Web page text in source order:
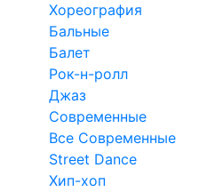
Хореография
Бальные
Балет
Рок-н-ролл
Джаз
Современные
Все Современные
Street Dance
Хип-хоп